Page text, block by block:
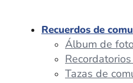
Recuerdos de
Álbum de
Tazas de